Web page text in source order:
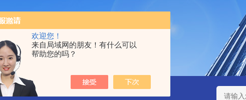
欢迎您！
来自局域网的朋友！有什么可以
帮助您的吗？
AGB-K-0.2-C01-H03池田屋！！TORAY东丽 TZP氧化锆陶瓷研磨球